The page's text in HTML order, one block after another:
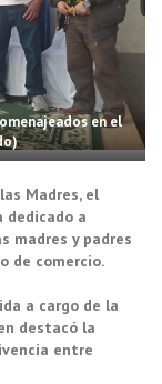
en el
Madres, el
dedicado a
madres y padres
de comercio.
a cargo de la
destacó la
entre